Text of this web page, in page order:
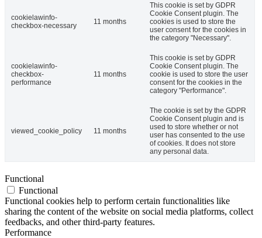
cookielawinfo-
checkbox-necessary
11 months
This cookie is set by GDPR
Cookie Consent plugin. The
cookies is used to store the
user consent for the cookies in
the category "Necessary".
cookielawinfo-
checkbox-
performance
11 months
This cookie is set by GDPR
Cookie Consent plugin. The
cookie is used to store the user
consent for the cookies in the
category "Performance".
viewed_cookie_policy 11 months
The cookie is set by the GDPR
Cookie Consent plugin and is
used to store whether or not
user has consented to the use
of cookies. It does not store
any personal data.
Functional
Functional
Functional cookies help to perform certain functionalities like
sharing the content of the website on social media platforms, collect
feedbacks, and other third-party features.
Performance